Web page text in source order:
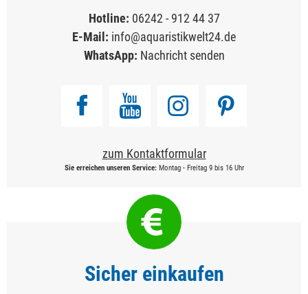
Hotline: 06242 - 912 44 37
E-Mail: info@aquaristikwelt24.de
WhatsApp: Nachricht senden
zum Kontaktformular
Sie erreichen unseren Service:Montag - Freitag 9 bis 16 Uhr
Sicher einkaufen